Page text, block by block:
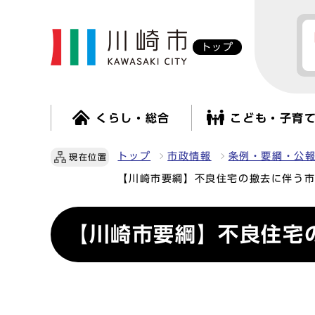
トップ
くらし・総合 こども・子育
現在位置 トップ 市政情報 条例・要綱・公
【川崎市要綱】不良住宅の撤去に伴う
【川崎市要綱】不良住